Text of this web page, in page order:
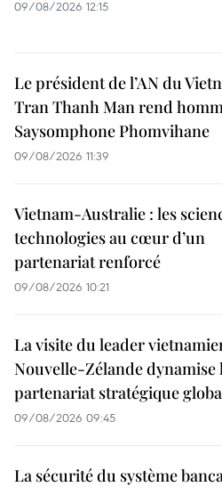
09/08/2026 12:15
Le président de l’AN du
Tran Thanh Man rend
Saysomphone Phomvihane
09/08/2026 11:39
Vietnam-Australie : les
technologies au cœur d’un
partenariat renforcé
09/08/2026 10:21
La visite du leader
Nouvelle-Zélande dynamise
partenariat stratégique
09/08/2026 09:45
La sécurité du système